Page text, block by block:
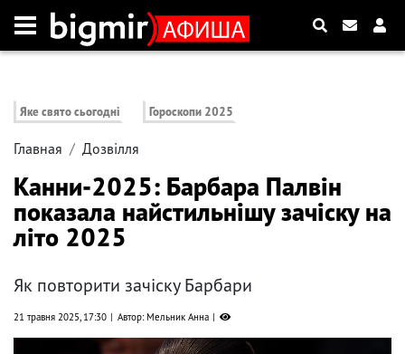
Яке свято сьогодні Гороскопи 2025
Главная Дозвілля
Канни-2025: Барбара Палвін
показала найстильнішу зачіску на
літо 2025
Як повторити зачіску Барбари
21 травня 2025, 17:30 Автор: Мельник Анна